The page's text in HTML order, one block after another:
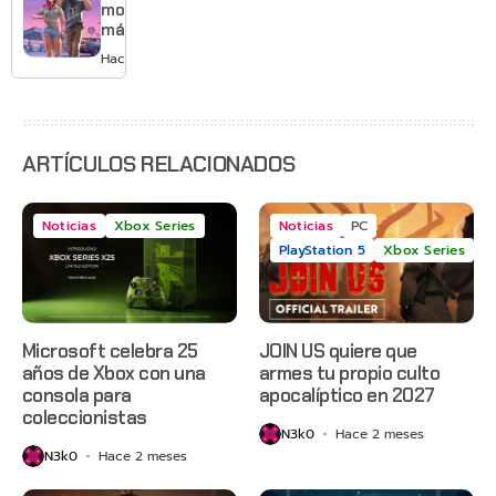
Mario
mostrará
más de
GTA 6 en
agosto
Hace 2 días
ARTÍCULOS RELACIONADOS
Noticias Xbox Series
Microsoft celebra 25
años de Xbox con una
consola para
coleccionistas
N3k0 Hace 2 meses
Noticias
PC
PlayStation 5
Xbox Series
JOIN US quiere que
armes tu propio culto
apocalíptico en 2027
N3k0 Hace 2 meses